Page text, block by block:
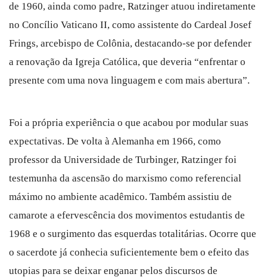
de 1960, ainda como padre, Ratzinger atuou indiretamente
no Concílio Vaticano II, como assistente do Cardeal Josef
Frings, arcebispo de Colônia, destacando-se por defender
a renovação da Igreja Católica, que deveria “enfrentar o
presente com uma nova linguagem e com mais abertura”.
Foi a própria experiência o que acabou por modular suas
expectativas. De volta à Alemanha em 1966, como
professor da Universidade de Turbinger, Ratzinger foi
testemunha da ascensão do marxismo como referencial
máximo no ambiente acadêmico. Também assistiu de
camarote a efervescência dos movimentos estudantis de
1968 e o surgimento das esquerdas totalitárias. Ocorre que
o sacerdote já conhecia suficientemente bem o efeito das
utopias para se deixar enganar pelos discursos de